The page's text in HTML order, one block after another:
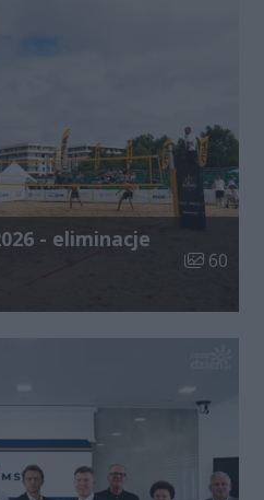
- eliminacje
Liczba
60